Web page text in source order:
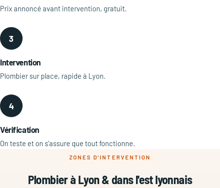
Prix annoncé avant intervention, gratuit.
3
Intervention
Plombier sur place, rapide à Lyon.
4
Vérification
On teste et on s'assure que tout fonctionne.
ZONES D'INTERVENTION
Plombier à Lyon & dans l'est lyonnais